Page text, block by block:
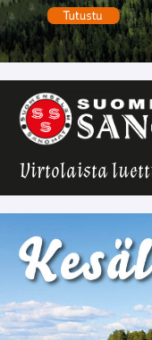
Virtolaista